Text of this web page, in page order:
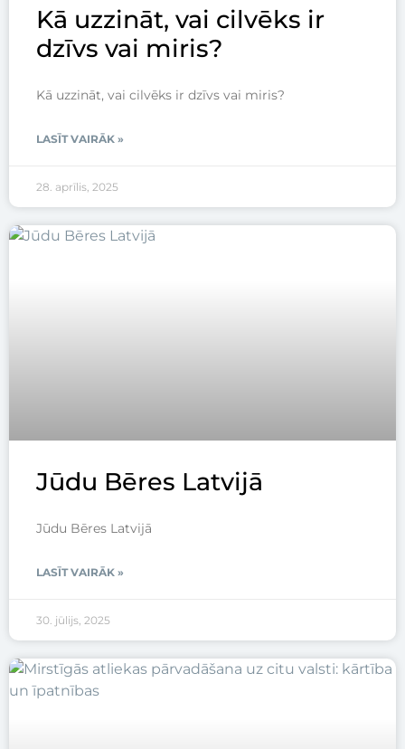
Kā uzzināt, vai cilvēks ir
dzīvs vai miris?
Kā uzzināt, vai cilvēks ir dzīvs vai miris?
LASĪT VAIRĀK »
28. aprīlis, 2025
Jūdu Bēres Latvijā
Jūdu Bēres Latvijā
LASĪT VAIRĀK »
30. jūlijs, 2025